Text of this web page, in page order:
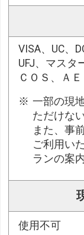
VISA、UC、
UFJ、マスタ
ＣＯＳ、Ａ
一部の現
ただけな
また、事
ご利用い
ランの案
使用不可